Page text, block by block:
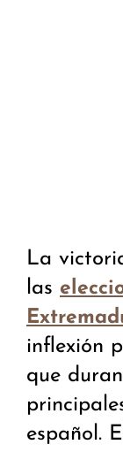
La
las
inflexión
que
español.